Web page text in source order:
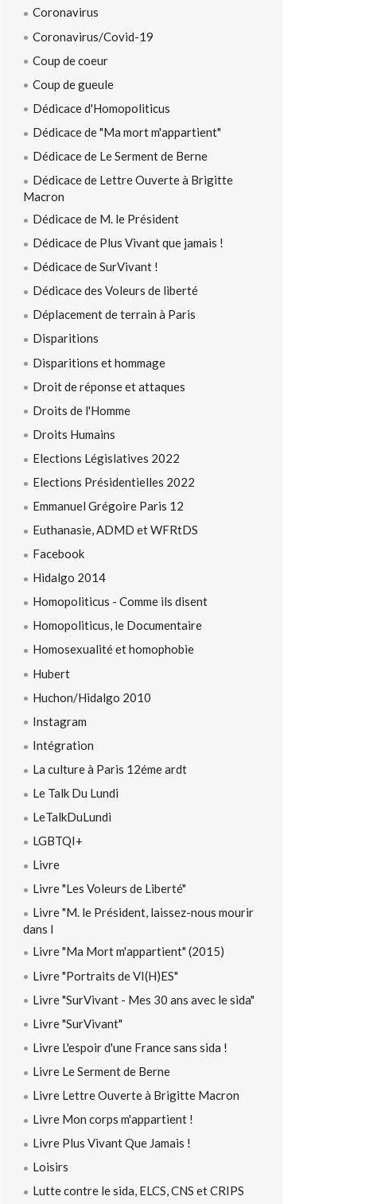
Coronavirus
Coronavirus/Covid-19
Coup de coeur
Coup de gueule
Dédicace d'Homopoliticus
Dédicace de "Ma mort m'appartient"
Dédicace de Le Serment de Berne
Dédicace de Lettre Ouverte à Brigitte
Macron
Dédicace de M. le Président
Dédicace de Plus Vivant que jamais !
Dédicace de SurVivant !
Dédicace des Voleurs de liberté
Déplacement de terrain à Paris
Disparitions
Disparitions et hommage
Droit de réponse et attaques
Droits de l'Homme
Droits Humains
Elections Législatives 2022
Elections Présidentielles 2022
Emmanuel Grégoire Paris 12
Euthanasie, ADMD et WFRtDS
Facebook
Hidalgo 2014
Homopoliticus - Comme ils disent
Homopoliticus, le Documentaire
Homosexualité et homophobie
Hubert
Huchon/Hidalgo 2010
Instagram
Intégration
La culture à Paris 12éme ardt
Le Talk Du Lundi
LeTalkDuLundi
LGBTQI+
Livre
Livre "Les Voleurs de Liberté"
Livre "M. le Président, laissez-nous mourir
dans l
Livre "Ma Mort m'appartient" (2015)
Livre "Portraits de VI(H)ES"
Livre "SurVivant - Mes 30 ans avec le sida"
Livre "SurVivant"
Livre L'espoir d'une France sans sida !
Livre Le Serment de Berne
Livre Lettre Ouverte à Brigitte Macron
Livre Mon corps m'appartient !
Livre Plus Vivant Que Jamais !
Loisirs
Lutte contre le sida, ELCS, CNS et CRIPS